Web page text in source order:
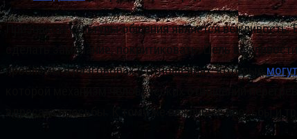
Признаком культуры общения является
сделать замечание, покритиковать. Цель
проблемы в разговорах и отношениях, которые
которой механизм человеческих отношений
адресата просьбы. К тому же вежливые просьбы и